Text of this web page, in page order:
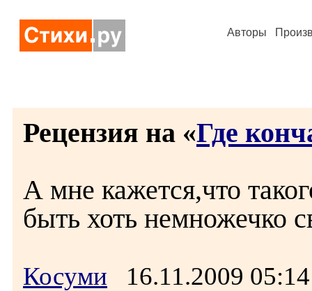
Авторы
Рецензия на «Где
А мне кажется,что
быть хоть немножечко
Косуми 16.11.2009